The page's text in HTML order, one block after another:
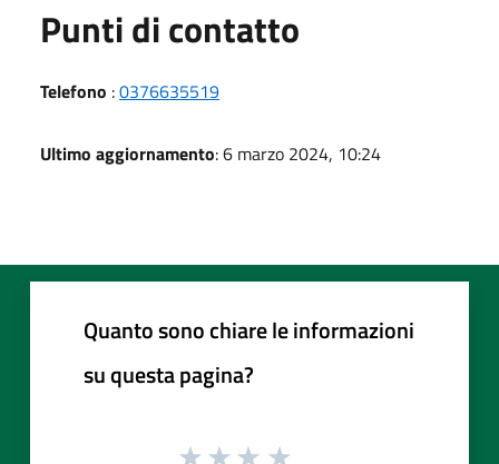
Punti di contatto
Telefono :0376635519
Ultimo aggiornamento: 6 marzo 2024, 10:24
Quanto sono chiare le informazioni
su questa pagina?